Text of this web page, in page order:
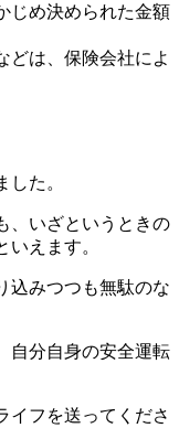
じめ決められた金額
どは、保険会社によ
た。
、いざというときの
えます。
込みつつも無駄のな
自分自身の安全運転
イフを送ってくださ